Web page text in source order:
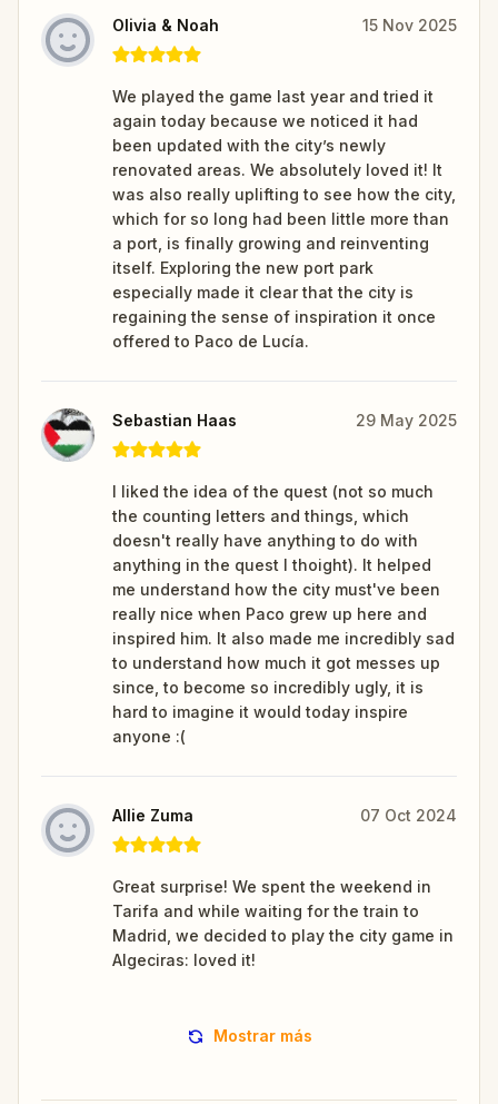
Olivia & Noah 15 Nov 2025
We played the game last year and tried it
again today because we noticed it had
been updated with the city’s newly
renovated areas. We absolutely loved it! It
was also really uplifting to see how the city,
which for so long had been little more than
a port, is finally growing and reinventing
itself. Exploring the new port park
especially made it clear that the city is
regaining the sense of inspiration it once
offered to Paco de Lucía.
Sebastian Haas 29 May 2025
I liked the idea of the quest (not so much
the counting letters and things, which
doesn't really have anything to do with
anything in the quest I thoight). It helped
me understand how the city must've been
really nice when Paco grew up here and
inspired him. It also made me incredibly sad
to understand how much it got messes up
since, to become so incredibly ugly, it is
hard to imagine it would today inspire
anyone :(
Allie Zuma 07 Oct 2024
Great surprise! We spent the weekend in
Tarifa and while waiting for the train to
Madrid, we decided to play the city game in
Algeciras: loved it!
Mostrar más